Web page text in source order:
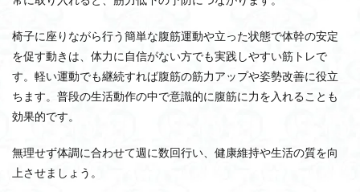
椅子に座りながら行う簡単な腹筋運動や立った状態で体幹の安定
を促す動きは、体力に自信がない方でも実践しやすい筋トレで
す。軽い運動でも継続すれば腹筋の筋力アップや姿勢改善に役立
ちます。普段の生活動作の中で意識的に腹筋に力を入れることも
効果的です。
無理せず体調に合わせて週に数回行い、健康維持や生活の質を向
上させましょう。